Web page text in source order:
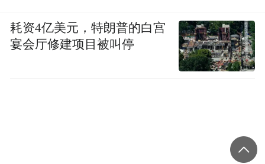
耗资4亿美元，特朗普的白宫
宴会厅修建项目被叫停